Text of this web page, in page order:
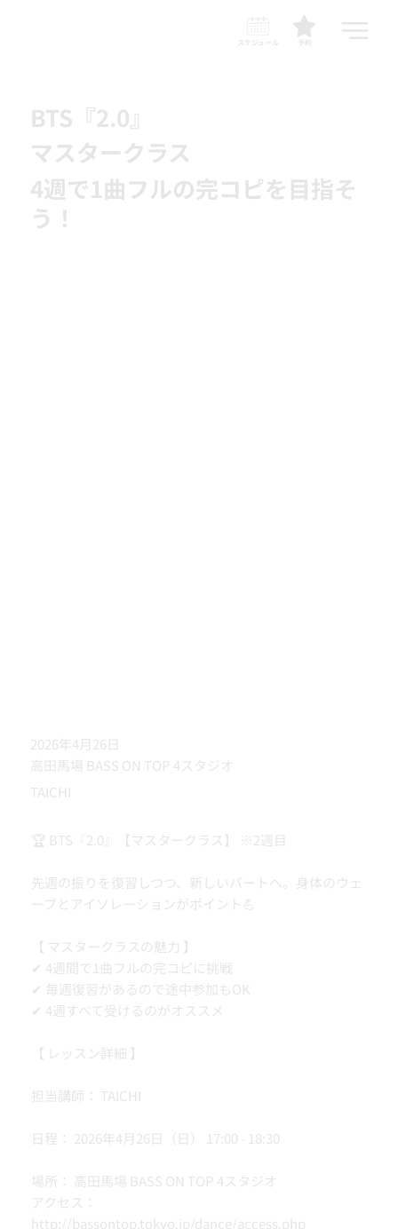
予約
スケジュール
BTS『2.0』
マスタークラス
4週で1曲フルの完コピを目指そ
う！
2026年4月26日
高田馬場 BASS ON TOP 4スタジオ
TAICHI
🏆 BTS『2.0』【マスタークラス】 ※2週目
先週の振りを復習しつつ、新しいパートへ。身体のウェ
ーブとアイソレーションがポイント💪
【 マスタークラスの魅力 】
✔ 4週間で1曲フルの完コピに挑戦
✔ 毎週復習があるので途中参加もOK
✔ 4週すべて受けるのがオススメ
【 レッスン詳細 】
担当講師： TAICHI
日程： 2026年4月26日（日） 17:00 - 18:30
場所： 高田馬場 BASS ON TOP 4スタジオ
アクセス：
http://bassontop.tokyo.jp/dance/access.php